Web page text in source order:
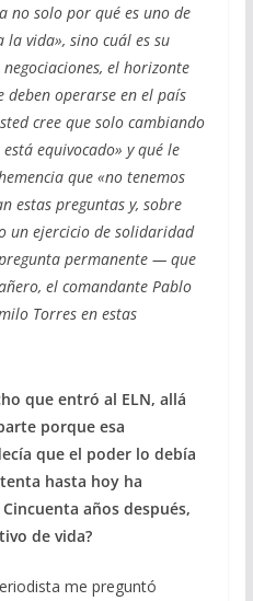
no solo por qué es uno de
vida», sino cuál es su
el horizonte
operarse en el país
cree que solo cambiando
equivocado» y qué le
que «no tenemos
estas preguntas y, sobre
un ejercicio de solidaridad
permanente — que
el comandante Pablo
Torres en estas
que entró al ELN, allá
porque esa
que el poder lo debía
hasta hoy ha
años después,
de vida?
me preguntó